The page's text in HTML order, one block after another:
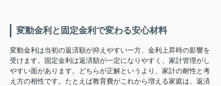
変動金利と固定金利で変わる安心材料
変動金利は当初の返済額が抑えやすい一方、金利上昇時の影響を
受けます。固定金利は返済額が一定になりやすく、家計管理がし
やすい面があります。どちらが正解というより、家計の耐性と考
え方の相性です。たとえば教育費がこれから増える家庭は、返済